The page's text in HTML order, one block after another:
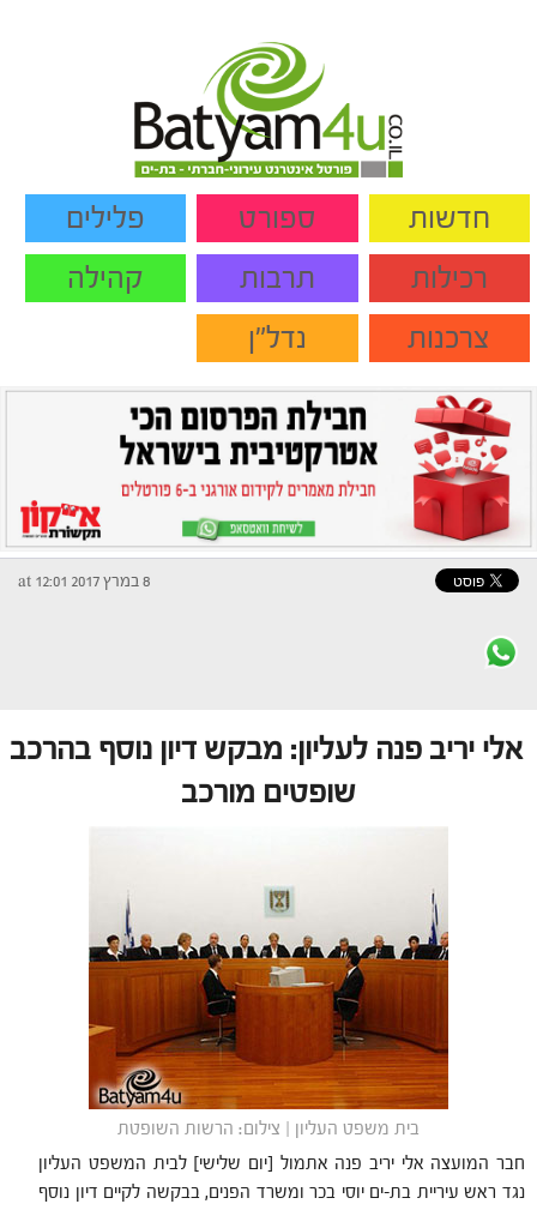
חדשות ספורט
פלילים
רכילות
תרבות
קהילה
צרכנות
נדל"ן
8 במרץ 2017 at 12:01
אלי יריב פנה לעליון: מבקש דיון נוסף בהרכב
שופטים מורכב
בית משפט העליון | צילום: הרשות השופטת
חבר המועצה אלי יריב פנה אתמול [יום שלישי] לבית המשפט העליון
נגד ראש עיריית בת-ים יוסי בכר ומשרד הפנים, בבקשה לקיים דיון נוסף